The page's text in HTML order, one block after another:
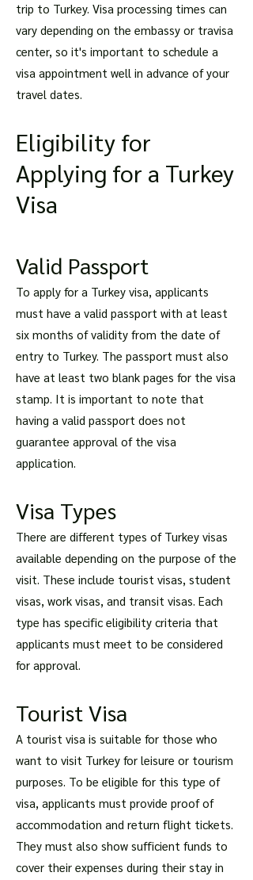
trip to Turkey. Visa processing times can
vary depending on the embassy or travisa
center, so it's important to schedule a
visa appointment well in advance of your
travel dates.
Eligibility for
Applying for a Turkey
Visa
Valid Passport
To apply for a Turkey visa, applicants
must have a valid passport with at least
six months of validity from the date of
entry to Turkey. The passport must also
have at least two blank pages for the visa
stamp. It is important to note that
having a valid passport does not
guarantee approval of the visa
application.
Visa Types
There are different types of Turkey visas
available depending on the purpose of the
visit. These include tourist visas, student
visas, work visas, and transit visas. Each
type has specific eligibility criteria that
applicants must meet to be considered
for approval.
Tourist Visa
A tourist visa is suitable for those who
want to visit Turkey for leisure or tourism
purposes. To be eligible for this type of
visa, applicants must provide proof of
accommodation and return flight tickets.
They must also show sufficient funds to
cover their expenses during their stay in